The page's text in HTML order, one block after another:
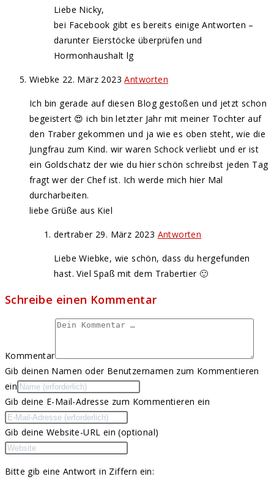
Liebe Nicky,
bei Facebook gibt es bereits einige Antworten –
darunter Eierstöcke überprüfen und
Hormonhaushalt lg
Wiebke 22. März 2023 Antworten
Ich bin gerade auf diesen Blog gestoßen und jetzt schon
begeistert 😍 ich bin letzter Jahr mit meiner Tochter auf
den Traber gekommen und ja wie es oben steht, wie die
Jungfrau zum Kind. wir waren Schock verliebt und er ist
ein Goldschatz der wie du hier schön schreibst jeden Tag
fragt wer der Chef ist. Ich werde mich hier Mal
durcharbeiten.
liebe Grüße aus Kiel
dertraber 29. März 2023 Antworten
Liebe Wiebke, wie schön, dass du hergefunden
hast. Viel Spaß mit dem Trabertier 🙂
Schreibe einen Kommentar
Kommentar
Gib deinen Namen oder Benutzernamen zum Kommentieren
ein
Gib deine E-Mail-Adresse zum Kommentieren ein
Gib deine Website-URL ein (optional)
Bitte gib eine Antwort in Ziffern ein: